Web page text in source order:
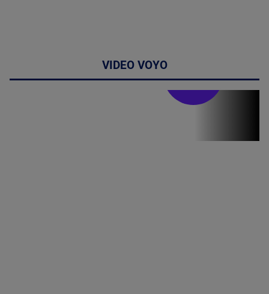
VIDEO VOYO